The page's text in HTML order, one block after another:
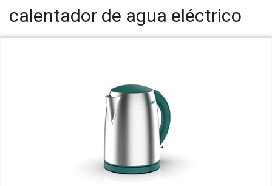
calentador de agua eléctrico